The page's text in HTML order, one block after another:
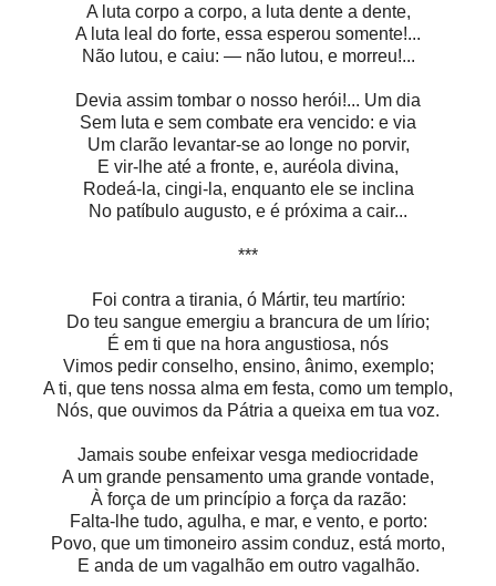
A luta corpo a corpo, a luta dente a dente,
A luta leal do forte, essa esperou somente!...
Não lutou, e caiu: — não lutou, e morreu!...
Devia assim tombar o nosso herói!... Um dia
Sem luta e sem combate era vencido: e via
Um clarão levantar-se ao longe no porvir,
E vir-lhe até a fronte, e, auréola divina,
Rodeá-la, cingi-la, enquanto ele se inclina
No patíbulo augusto, e é próxima a cair...
***
Foi contra a tirania, ó Mártir, teu martírio:
Do teu sangue emergiu a brancura de um lírio;
É em ti que na hora angustiosa, nós
Vimos pedir conselho, ensino, ânimo, exemplo;
A ti, que tens nossa alma em festa, como um templo,
Nós, que ouvimos da Pátria a queixa em tua voz.
Jamais soube enfeixar vesga mediocridade
A um grande pensamento uma grande vontade,
À força de um princípio a força da razão:
Falta-lhe tudo, agulha, e mar, e vento, e porto:
Povo, que um timoneiro assim conduz, está morto,
E anda de um vagalhão em outro vagalhão.